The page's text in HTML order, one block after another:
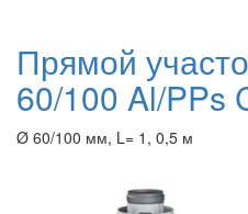
Прямой
60/100 Al/PPs
Ø 60/100 мм, L= 1, 0,5 м